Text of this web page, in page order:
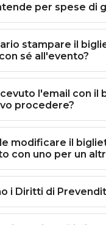
per spese di
stampare il
sé all'evento?
l'email con il
procedere?
modificare il
con uno per un
i Diritti di